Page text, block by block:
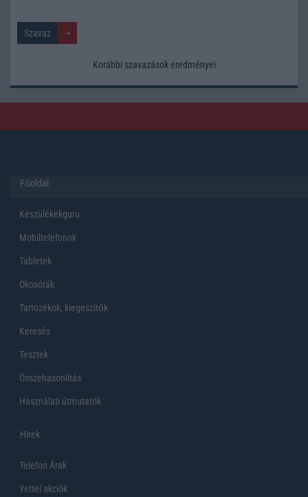
Korábbi szavazások eredményei
Főoldal
Készülékekguru
Mobiltelefonok
Tabletek
Okosórák
Tartozékok, kiegeszítők
Keresés
Tesztek
Összehasonlítás
Használati útmutatók
Hirek
Telefon Árak
Yettel akciók